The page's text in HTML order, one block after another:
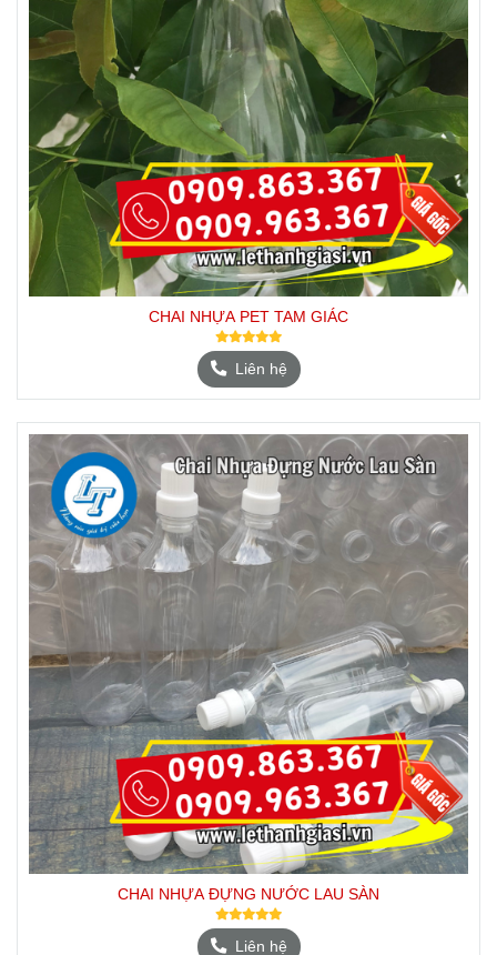
CHAI NHỰA PET TAM GIÁC
Liên hệ
CHAI NHỰA ĐỰNG NƯỚC LAU SÀN
Liên hệ